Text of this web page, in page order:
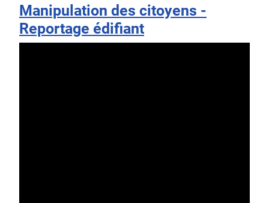
Manipulation des citoyens -
Reportage édifiant